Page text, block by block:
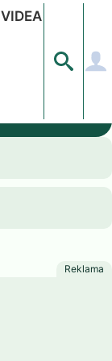
VIDEA